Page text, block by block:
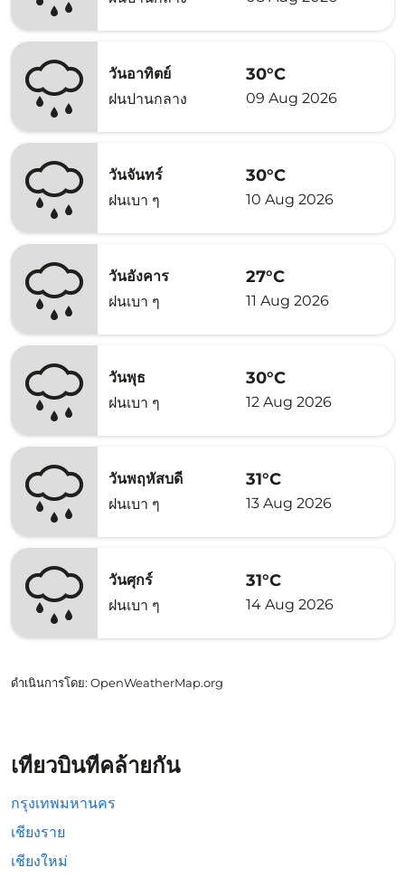
วันอาทิตย์
ฝนปานกลาง
30°C
09 Aug 2026
วันจันทร์
ฝนเบา ๆ
30°C
10 Aug 2026
วันอังคาร
ฝนเบา ๆ
27°C
11 Aug 2026
วันพุธ
ฝนเบา ๆ
30°C
12 Aug 2026
วันพฤหัสบดี
ฝนเบา ๆ
31°C
13 Aug 2026
วันศุกร์
ฝนเบา ๆ
31°C
14 Aug 2026
ดำเนินการโดย: OpenWeatherMap.org
เที่ยวบินที่คล้ายกัน
กรุงเทพมหานคร
เชียงราย
เชียงใหม่